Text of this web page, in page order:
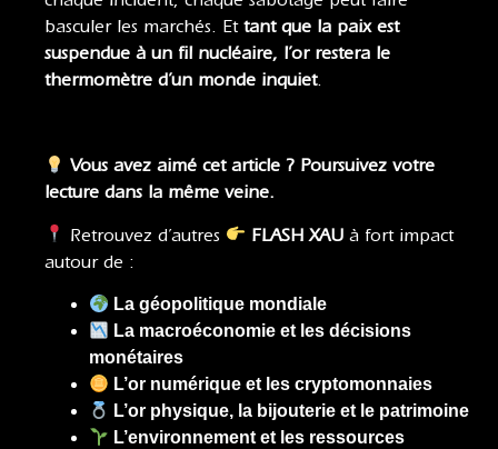
basculer les marchés. Et tant que la paix est
suspendue à un fil nucléaire, l’or restera le
thermomètre d’un monde inquiet.
Vous avez aimé cet article ? Poursuivez votre
lecture dans la même veine.
Retrouvez d’autres FLASH XAU à fort impact
autour de :
La géopolitique mondiale
La macroéconomie et les décisions
monétaires
L’or numérique et les cryptomonnaies
L’or physique, la bijouterie et le patrimoine
L’environnement et les ressources